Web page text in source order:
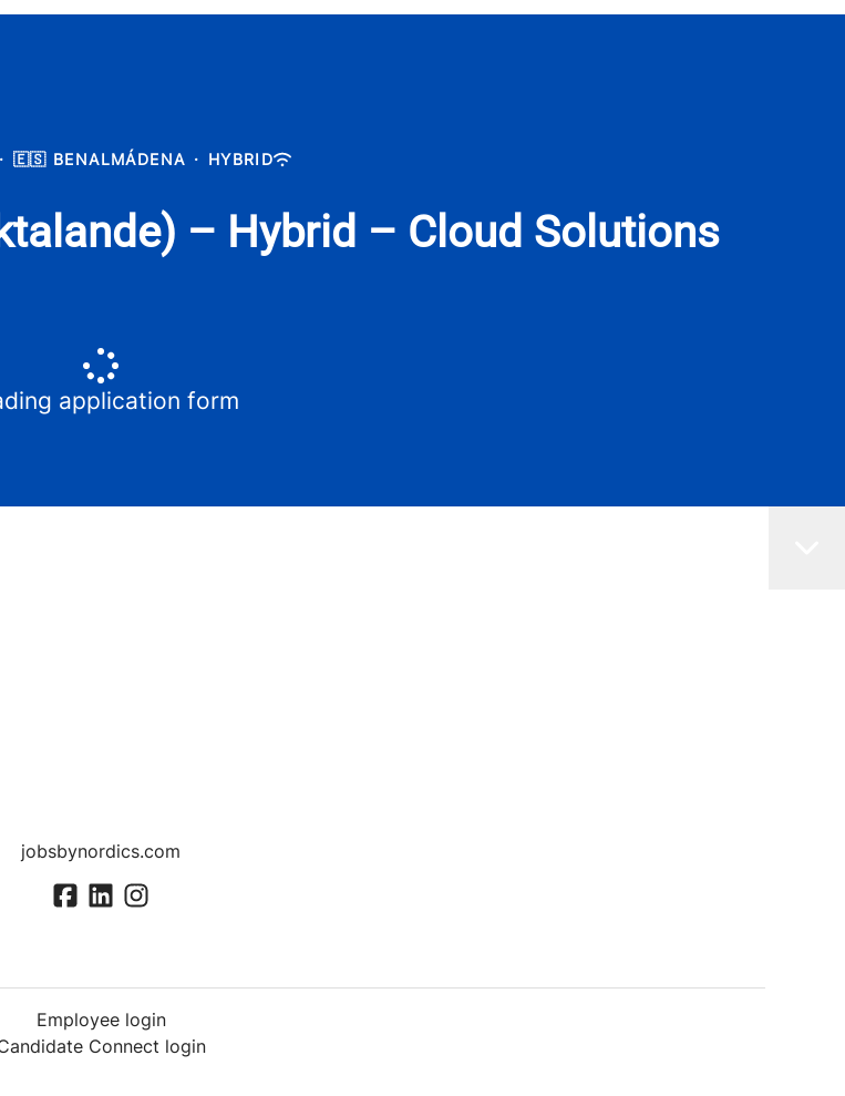
· 🇪🇸 BENALMÁDENA · HYBRID
– Hybrid – Cloud Solutions
application form
jobsbynordics.com
Employee login
Connect login